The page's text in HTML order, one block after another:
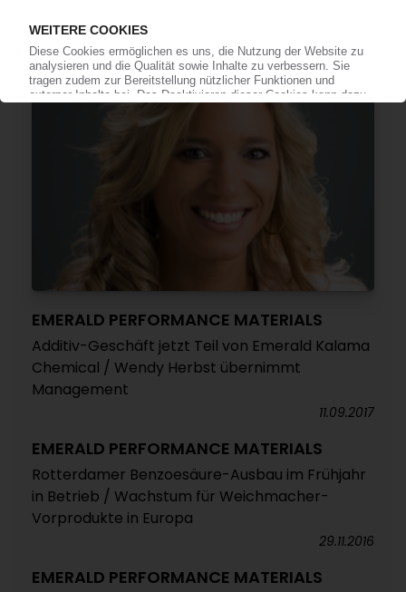
EMERALD PERFORMANCE MATERIALS
Additiv-Geschäft jetzt Teil von Emerald Kalama
Chemical / Wendy Herbst übernimmt
Management
11.09.2017
EMERALD PERFORMANCE MATERIALS
Rotterdamer Benzoesäure-Ausbau im Frühjahr
in Betrieb / Wachstum für Weichmacher-
Vorprodukte in Europa
29.11.2016
EMERALD PERFORMANCE MATERIALS